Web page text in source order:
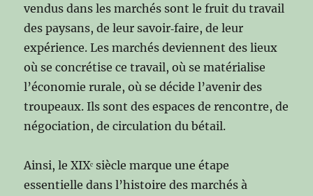
vendus dans les marchés sont le fruit du travail
des paysans, de leur savoir‑faire, de leur
expérience. Les marchés deviennent des lieux
où se concrétise ce travail, où se matérialise
l’économie rurale, où se décide l’avenir des
troupeaux. Ils sont des espaces de rencontre, de
négociation, de circulation du bétail.
Ainsi, le XIXᵉ siècle marque une étape
essentielle dans l’histoire des marchés à